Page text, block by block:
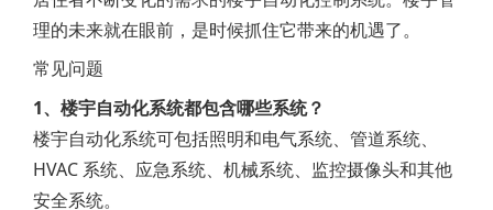
理的未来就在眼前，是时候抓住它带来的机遇了。
常见问题
1、楼宇自动化系统都包含哪些系统？
楼宇自动化系统可包括照明和电气系统、管道系统、
HVAC 系统、应急系统、机械系统、监控摄像头和其他
安全系统。